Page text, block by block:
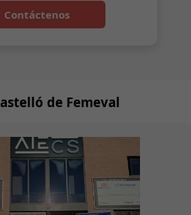
Contáctenos
de Femeval